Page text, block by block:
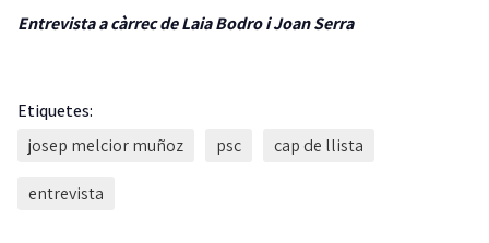
Entrevista a càrrec de Laia Bodro i Joan Serra
Etiquetes:
josep melcior muñoz
psc cap de llista
entrevista